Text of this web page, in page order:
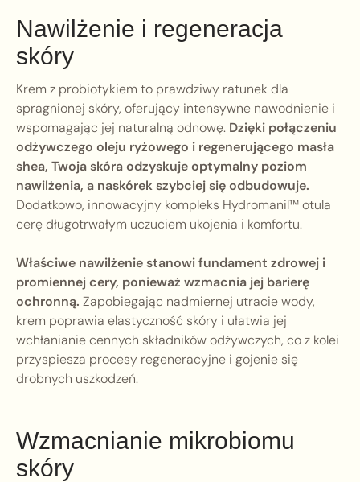
Nawilżenie i regeneracja
skóry
Krem z probiotykiem to prawdziwy ratunek dla
spragnionej skóry, oferujący intensywne nawodnienie i
wspomagając jej naturalną odnowę. Dzięki połączeniu
odżywczego oleju ryżowego i regenerującego masła
shea, Twoja skóra odzyskuje optymalny poziom
nawilżenia, a naskórek szybciej się odbudowuje.
Dodatkowo, innowacyjny kompleks Hydromanil™ otula
cerę długotrwałym uczuciem ukojenia i komfortu.
Właściwe nawilżenie stanowi fundament zdrowej i
promiennej cery, ponieważ wzmacnia jej barierę
ochronną. Zapobiegając nadmiernej utracie wody,
krem poprawia elastyczność skóry i ułatwia jej
wchłanianie cennych składników odżywczych, co z kolei
przyspiesza procesy regeneracyjne i gojenie się
drobnych uszkodzeń.
Wzmacnianie mikrobiomu
skóry